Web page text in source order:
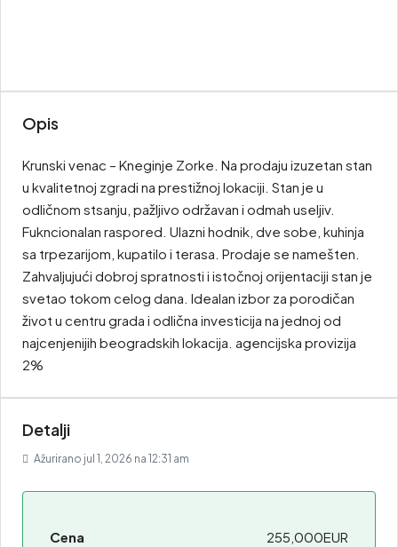
Opis
Krunski venac – Kneginje Zorke. Na prodaju izuzetan stan
u kvalitetnoj zgradi na prestižnoj lokaciji. Stan je u
odličnom stsanju, pažljivo održavan i odmah useljiv.
Fukncionalan raspored. Ulazni hodnik, dve sobe, kuhinja
sa trpezarijom, kupatilo i terasa. Prodaje se namešten.
Zahvaljujući dobroj spratnosti i istočnoj orijentaciji stan je
svetao tokom celog dana. Idealan izbor za porodičan
život u centru grada i odlična investicija na jednoj od
najcenjenijih beogradskih lokacija. agencijska provizija
2%
Detalji
Ažurirano jul 1, 2026 na 12:31 am
Cena 255,000EUR